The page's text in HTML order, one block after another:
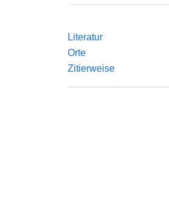
Literatur
Orte
Zitierweise